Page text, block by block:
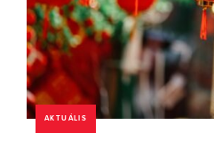
AKTUÁLIS